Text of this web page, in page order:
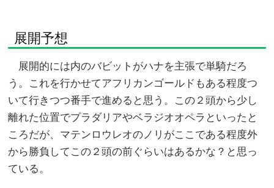
展開予想
展開的には内のバビットがハナを主張で単騎だろ
う。これを行かせてアフリカンゴールドもある程度つ
いて行きつつ番手で進めると思う。この２頭から少し
離れた位置でプラダリアやベラジオオペラといったと
ころだが、マテンロウレオのノリがここである程度外
から勝負してこの２頭の前ぐらいはあるかな？と思っ
ている。